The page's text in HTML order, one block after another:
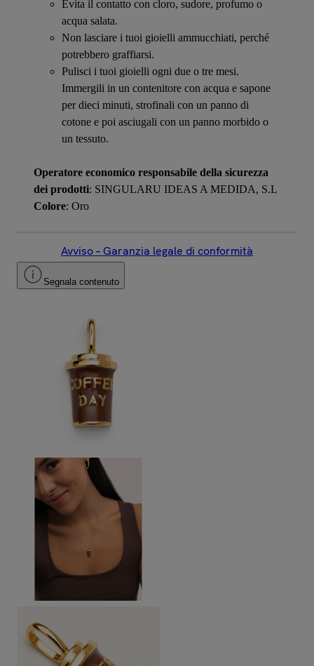
Evita il contatto con cloro, sudore, profumo o
acqua salata.
Non lasciare i tuoi gioielli ammucchiati, perché
potrebbero graffiarsi.
Pulisci i tuoi gioielli ogni due o tre mesi.
Immergili in un contenitore con acqua e sapone
per dieci minuti, strofinali con un panno di
cotone e poi asciugali con un panno morbido o
un tessuto.
Operatore economico responsabile della sicurezza
dei prodotti: SINGULARU IDEAS A MEDIDA, S.L
Colore: Oro
Avviso – Garanzia legale di conformità
Segnala contenuto